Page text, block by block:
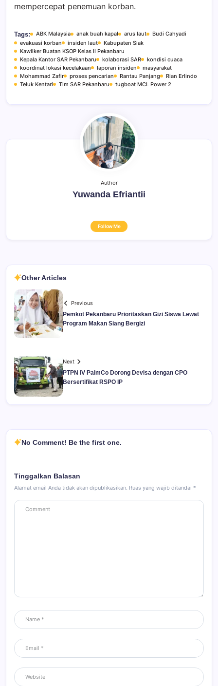
mempercepat penemuan korban.
Tags: ABK Malaysia anak buah kapal arus laut
Budi Cahyadi
evakuasi korban
insiden laut
Kabupaten Siak
Kawilker Buatan KSOP Kelas II Pekanbaru
Kepala Kantor SAR Pekanbaru
kolaborasi SAR
kondisi cuaca
koordinat lokasi kecelakaan
laporan insiden
masyarakat
Mohammad Zafir
proses pencarian Rantau Panjang
Rian Erlindo
Teluk Kentari
Tim SAR Pekanbaru tugboat MCL Power 2
Author
Yuwanda Efriantii
Follow Me
Other Articles
Previous
Pemkot Pekanbaru Prioritaskan Gizi Siswa Lewat
Program Makan Siang Bergizi
Next
PTPN IV PalmCo Dorong Devisa dengan CPO
Bersertifikat RSPO IP
No Comment! Be the first one.
Tinggalkan Balasan
Alamat email Anda tidak akan dipublikasikan. Ruas yang wajib ditandai *